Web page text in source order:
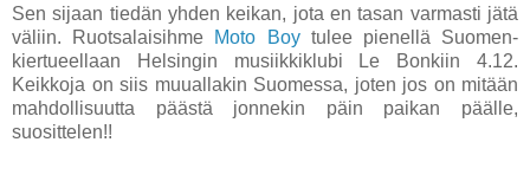
Sen sijaan tiedän yhden keikan, jota en tasan varmasti jätä
väliin. Ruotsalaisihme Moto Boytulee pienellä Suomen-
kiertueellaan Helsingin musiikkiklubi Le Bonkiin 4.12.
Keikkoja on siis muuallakin Suomessa, joten jos on mitään
mahdollisuutta päästä jonnekin päin paikan päälle,
suosittelen!!